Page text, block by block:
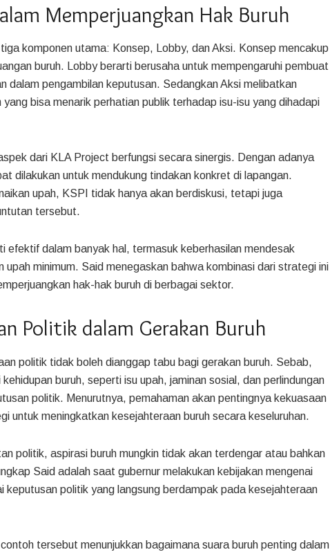
Memperjuangkan Hak Buruh
komponen utama: Konsep, Lobby, dan Aksi. Konsep mencakup
buruh. Lobby berarti berusaha untuk mempengaruhi pembuat
dalam pengambilan keputusan. Sedangkan Aksi melibatkan
bisa menarik perhatian publik terhadap isu-isu yang dihadapi
dari KLA Project berfungsi secara sinergis. Dengan adanya
dilakukan untuk mendukung tindakan konkret di lapangan.
upah, KSPI tidak hanya akan berdiskusi, tetapi juga
tersebut.
efektif dalam banyak hal, termasuk keberhasilan mendesak
upah minimum. Said menegaskan bahwa kombinasi dari strategi ini
hak-hak buruh di berbagai sektor.
Politik dalam Gerakan Buruh
politik tidak boleh dianggap tabu bagi gerakan buruh. Sebab,
buruh, seperti isu upah, jaminan sosial, dan perlindungan
politik. Menurutnya, pemahaman akan pentingnya kekuasaan
untuk meningkatkan kesejahteraan buruh secara keseluruhan.
politik, aspirasi buruh mungkin tidak akan terdengar atau bahkan
Said adalah saat gubernur melakukan kebijakan mengenai
keputusan politik yang langsung berdampak pada kesejahteraan
tersebut menunjukkan bagaimana suara buruh penting dalam